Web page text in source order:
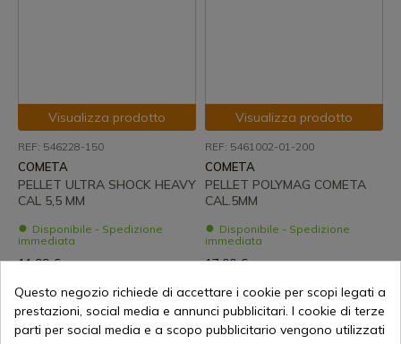
Visualizza prodotto
REF: 546228-150
COMETA
PELLET ULTRA SHOCK HEAVY
CAL 5,5 MM
Disponibile - Spedizione
immediata
11,99 €
Visualizza prodotto
REF: 5461002-01-200
COMETA
PELLET POLYMAG COMETA
CAL.5MM
Disponibile - Spedizione
immediata
17,00 €
Questo negozio richiede di accettare i cookie per scopi legati a
prestazioni, social media e annunci pubblicitari. I cookie di terze
parti per social media e a scopo pubblicitario vengono utilizzati